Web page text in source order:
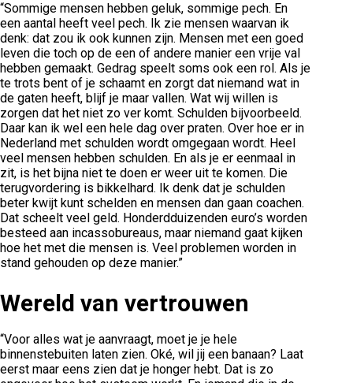
“Sommige mensen hebben geluk, sommige pech. En
een aantal heeft veel pech. Ik zie mensen waarvan ik
denk: dat zou ik ook kunnen zijn. Mensen met een goed
leven die toch op de een of andere manier een vrije val
hebben gemaakt. Gedrag speelt soms ook een rol. Als je
te trots bent of je schaamt en zorgt dat niemand wat in
de gaten heeft, blijf je maar vallen. Wat wij willen is
zorgen dat het niet zo ver komt. Schulden bijvoorbeeld.
Daar kan ik wel een hele dag over praten. Over hoe er in
Nederland met schulden wordt omgegaan wordt. Heel
veel mensen hebben schulden. En als je er eenmaal in
zit, is het bijna niet te doen er weer uit te komen. Die
terugvordering is bikkelhard. Ik denk dat je schulden
beter kwijt kunt schelden en mensen dan gaan coachen.
Dat scheelt veel geld. Honderdduizenden euro’s worden
besteed aan incassobureaus, maar niemand gaat kijken
hoe het met die mensen is. Veel problemen worden in
stand gehouden op deze manier.”
Wereld van vertrouwen
“Voor alles wat je aanvraagt, moet je je hele
binnenstebuiten laten zien. Oké, wil jij een banaan? Laat
eerst maar eens zien dat je honger hebt. Dat is zo